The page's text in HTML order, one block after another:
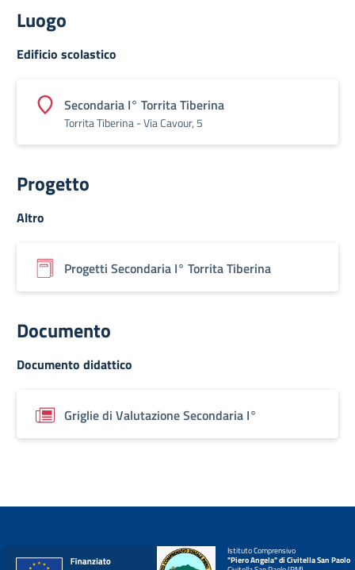
Luogo
Edificio scolastico
Secondaria I° Torrita Tiberina
Torrita Tiberina - Via Cavour, 5
Progetto
Altro
Progetti Secondaria I° Torrita Tiberina
Documento
Documento didattico
Griglie di Valutazione Secondaria I°
Istituto Comprensivo
"Piero Angela" di Civitella San Paolo